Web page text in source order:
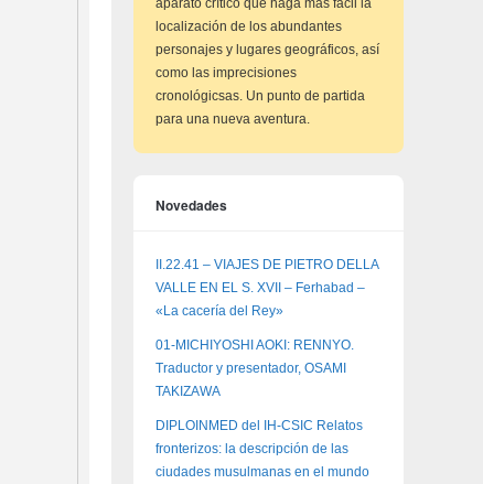
aparato crítico que haga más fácil la
localización de los abundantes
personajes y lugares geográficos, así
como las imprecisiones
cronológicsas. Un punto de partida
para una nueva aventura.
Novedades
II.22.41 – VIAJES DE PIETRO DELLA
VALLE EN EL S. XVII – Ferhabad –
«La cacería del Rey»
01-MICHIYOSHI AOKI: RENNYO.
Traductor y presentador, OSAMI
TAKIZAWA
DIPLOINMED del IH-CSIC Relatos
fronterizos: la descripción de las
ciudades musulmanas en el mundo